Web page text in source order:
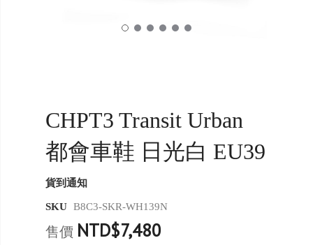
CHPT3 Transit Urban
都會車鞋 日光白 EU39
貨到通知
SKU B8C3-SKR-WH139N
售價 NTD$7,480